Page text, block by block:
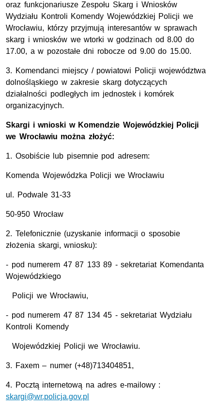
oraz funkcjonariusze Zespołu Skarg i Wniosków
Wydziału Kontroli Komendy Wojewódzkiej Policji we
Wrocławiu, którzy przyjmują interesantów w sprawach
skarg i wniosków we wtorki w godzinach od 8.00 do
17.00, a w pozostałe dni robocze od 9.00 do 15.00.
3. Komendanci miejscy / powiatowi Policji województwa
dolnośląskiego w zakresie skarg dotyczących
działalności podległych im jednostek i komórek
organizacyjnych.
Skargi i wnioski w Komendzie Wojewódzkiej Policji
we Wrocławiu można złożyć:
1. Osobiście lub pisemnie pod adresem:
Komenda Wojewódzka Policji we Wrocławiu
ul. Podwale 31-33
50-950 Wrocław
2. Telefonicznie (uzyskanie informacji o sposobie
złożenia skargi, wniosku):
- pod numerem 47 87 133 89 - sekretariat Komendanta
Wojewódzkiego
Policji we Wrocławiu,
- pod numerem 47 87 134 45 - sekretariat Wydziału
Kontroli Komendy
Wojewódzkiej Policji we Wrocławiu.
3. Faxem – numer (+48)713404851,
4. Pocztą internetową na adres e-mailowy :
skargi@wr.policja.gov.pl